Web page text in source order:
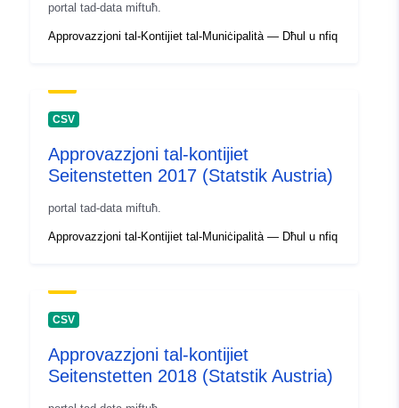
portal tad-data miftuħ.
Approvazzjoni tal-Kontijiet tal-Muniċipalità — Dħul u nfiq
CSV
Approvazzjoni tal-kontijiet
Seitenstetten 2017 (Statstik Austria)
portal tad-data miftuħ.
Approvazzjoni tal-Kontijiet tal-Muniċipalità — Dħul u nfiq
CSV
Approvazzjoni tal-kontijiet
Seitenstetten 2018 (Statstik Austria)